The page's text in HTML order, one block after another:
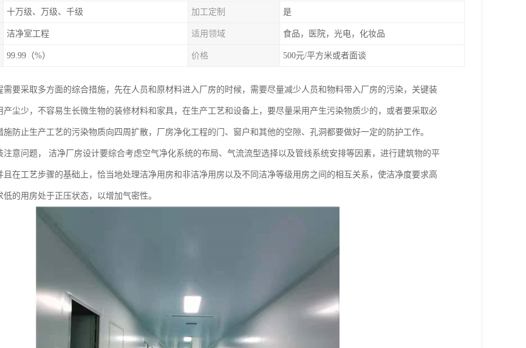
十万级、万级、千级 加工定制 是
洁净室工程 适用领域 食品，医院，光电，化妆品
99.99（%） 价格 500元/平方米或者面谈
需要采取多方面的综合措施，先在人员和原材料进入厂房的时候，需要尽量减少人员和物料带入厂房的污染，关键装
产尘少，不容易生长微生物的装修材料和家具，在生产工艺和设备上，要尽量采用产生污染物质少的，或者要采取必
施防止生产工艺的污染物质向四周扩散，厂房净化工程的门、窗户和其他的空隙、孔洞都要做好一定的防护工作。
注意问题， 洁净厂房设计要综合考虑空气净化系统的布局、气流流型选择以及管线系统安排等因素，进行建筑物的平
且在工艺步骤的基础上，恰当地处理洁净用房和非洁净用房以及不同洁净等级用房之间的相互关系，使洁净度要求高
的用房处于正压状态，以增加气密性。